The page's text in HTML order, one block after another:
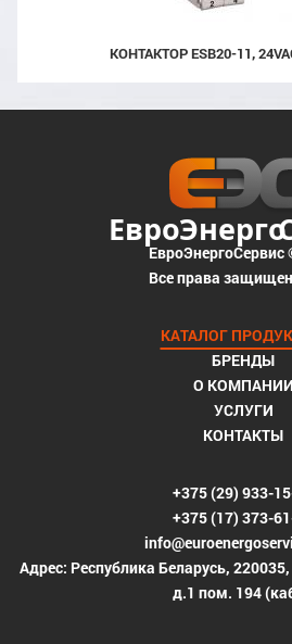
КОНТАКТОР ESB20-11,
ЕвроЭнергоСервис
Все права
КАТАЛОГ
БРЕНДЫ
О КОМПАНИИ
УСЛУГИ
КОНТАКТЫ
+375 (29) 933-
+375 (17) 373-
Адрес: Республика Беларусь,
д.1 пом. 194